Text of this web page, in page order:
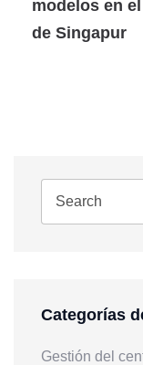
modelos en
de Singapur
Categorías
Gestión del